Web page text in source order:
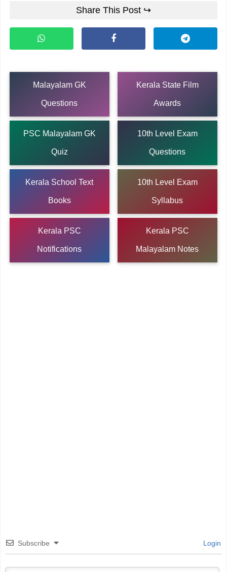
Share This Post ↪
Malayalam GK
Questions
Kerala State Film
Awards
PSC Malayalam GK
Quiz
10th Level Exam
Questions
Kerala School Text
Books
10th Level Exam
Syllabus
Kerala PSC
Notifications
Kerala PSC
Malayalam Notes
Subscribe Login